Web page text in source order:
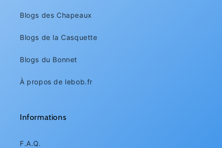
Blogs des Chapeaux
Blogs de la Casquette
Blogs du Bonnet
À propos de lebob.fr
Informations
F.A.Q.